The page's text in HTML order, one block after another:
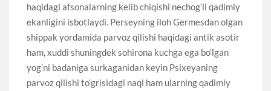
haqidagi afsonalarning kelib chiqishi nechog’li qadimiy
ekanligini isbotlaydi. Perseyning iloh Germesdan olgan
shippak yordamida parvoz qilishi haqidagi antik asotir
ham, xuddi shuningdek sohirona kuchga ega bo’lgan
yog’ni badaniga surkaganidan keyin Psixeyaning
parvoz qilishi to’grisidagi naql ham ularning qadimiy